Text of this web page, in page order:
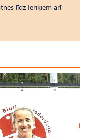
līdz Ieriķiem arī